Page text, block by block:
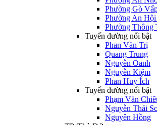
Phường Gò
Phường An
Phường Thông
Tuyến đường nổi bật
Phan Văn Trị
Quang Trung
Nguyễn Oanh
Nguyễn Kiệm
Phan Huy Ích
Tuyến đường nổi bật
Phạm Văn
Nguyễn Thái
Nguyên Hồng